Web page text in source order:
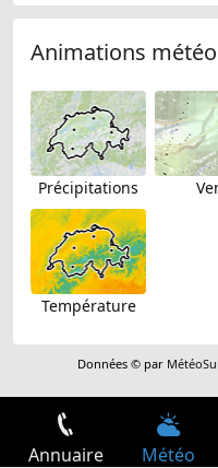
Animations météo
Précipitations
Température
Données © par
Annuaire Météo